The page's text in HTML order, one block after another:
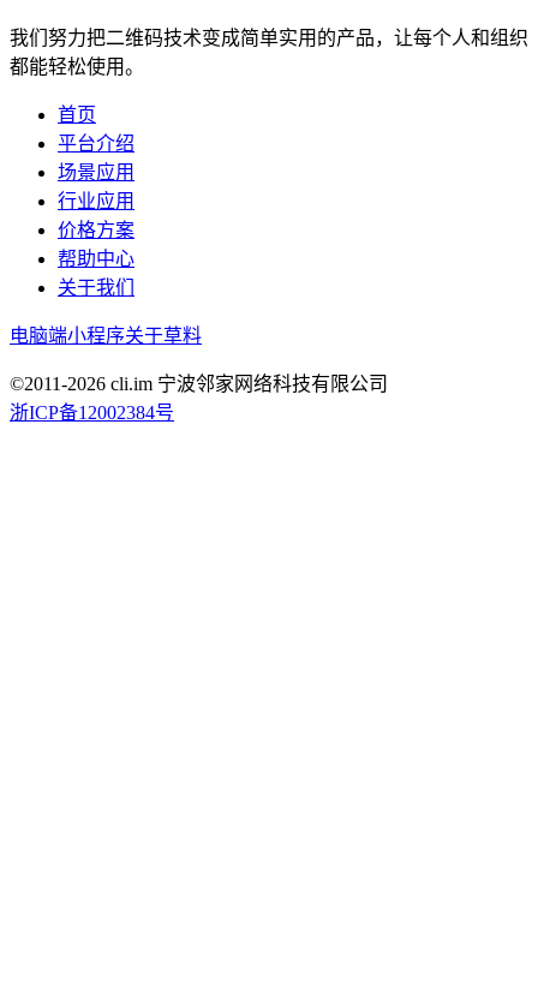
我们努力把二维码技术变成简单实用的产品，让每个人和组织
都能轻松使用。
首页
平台介绍
场景应用
行业应用
价格方案
帮助中心
关于我们
电脑端小程序关于草料
©2011-2026 cli.im 宁波邻家网络科技有限公司
浙ICP备12002384号